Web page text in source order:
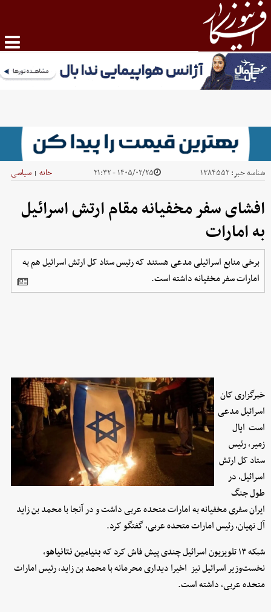
شناسه خبر:۱۳۸۴۵۵۲ ۱۴۰۵/۰۲/۲۵ - ۲۱:۳۲ خانه | سیاسی
افشای سفر مخفیانه مقام ارتش اسرائیل
به امارات
برخی منابع اسرائیلی مدعی هستند که رئیس ستاد کل ارتش اسرائیل هم به
امارات سفر مخفیانه داشته است.
خبرگزاری کان
اسرائیل مدعی
است ایال
زمیر، رئیس
ستاد کل ارتش
اسرائیل، در
طول جنگ
ایران سفری مخفیانه به امارات متحده عربی داشت و در آنجا با محمد بن زاید
آل نهیان، رئیس امارات متحده عربی، گفتگو کرد.
شبکه ۱۳ تلویزیون اسرائیل چندی پیش فاش کرد که
بنیامین نتانیاهو،
نخست‌وزیر اسرائیل نیز اخیرا دیداری محرمانه با محمد بن زاید، رئیس امارات
متحده عربی، داشته است.